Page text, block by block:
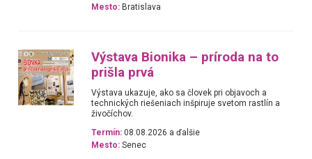
Mesto: Bratislava
Výstava Bionika – príroda na to
prišla prvá
Výstava ukazuje, ako sa človek pri objavoch a
technických riešeniach inšpiruje svetom rastlín a
živočíchov.
Termín: 08.08.2026 a ďalšie
Mesto: Senec